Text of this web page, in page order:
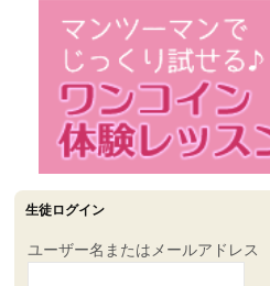
生徒ログイン
ユーザー名またはメールアドレス